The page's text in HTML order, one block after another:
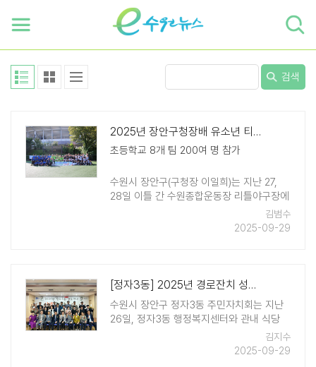
검색
2025년 장안구청장배 유소년 티볼대회 개최
초등학교 8개 팀 200여 명 참가
수원시 장안구(구청장 이일희)는 지난 27,
28일 이틀 간 수원종합운동장 리틀야구장에
서 "2025년 장안구청장배 유소년 티볼대
회"를 개최했다, 장안구가 주최하고 수원시
김범수
2025-09-29
[정자3동] 2025년 경로잔치 성황리 개최
수원시 장안구 정자3동 주민자치회는 지난
26일, 정자3동 행정복지센터와 관내 식당
10개소에서 만70세 이상 어르신 2,490명을
초청하여 '2025년 경로잔치'를 성황리에 개
김지수
2025-09-29